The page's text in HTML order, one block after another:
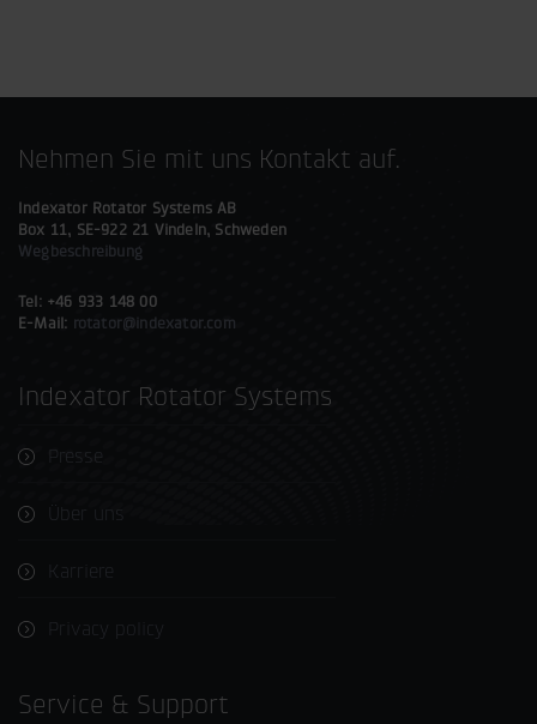
Nehmen Sie mit uns Kontakt auf.
Indexator Rotator Systems AB
Box 11, SE-922 21 Vindeln, Schweden
Wegbeschreibung
Tel: +46 933 148 00
E-Mail: rotator@indexator.com
Indexator Rotator Systems
Presse
Über uns
Karriere
Service & Support